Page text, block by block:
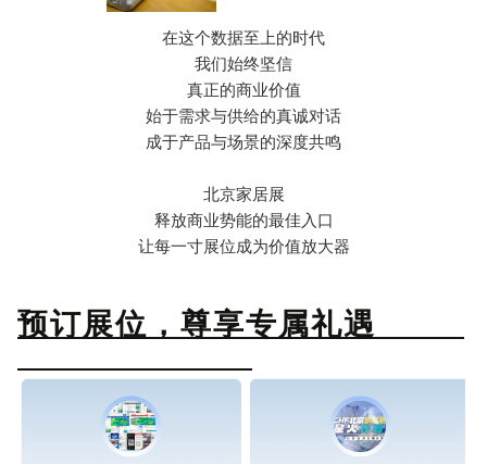
在这个数据至上的时代
我们始终坚信
真正的商业价值
始于需求与供给的真诚对话
成于产品与场景的深度共鸣
北京家居展
释放商业势能的最佳入口
让每一寸展位成为价值放大器
预订展位，尊享专属礼遇